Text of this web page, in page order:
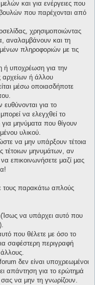
και για ενέργειες που
που παρέχονται από
χρησιμοποιώντας
αναλαμβάνουν και τη
πληροφοριών με τις
ή υποχρέωση για την
αρχείων ή άλλου
μέσω οποιασδήποτε
ευθύνονται για το
να ελεγχθεί το
μηνύματα που θίγουν
υλικού.
να μην υπάρξουν τέτοια
τέτοιων μηνυμάτων, αν
επικοινωνήσετε μαζί μας
τους παρακάτω απλούς
να υπάρχει αυτό που
που θέλετε με όσο το
σαφέστερη περιγραφή
δεν είναι υποχρεωμένοι
απάντηση για το ερώτημά
να μην τη γνωρίζουν.